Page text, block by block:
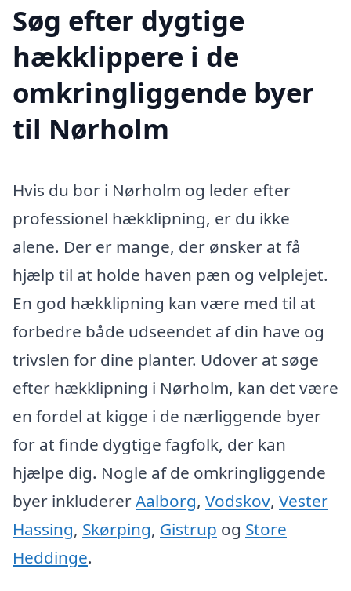
Søg efter dygtige
hækklippere i de
omkringliggende byer
til Nørholm
Hvis du bor i Nørholm og leder efter
professionel hækklipning, er du ikke
alene. Der er mange, der ønsker at få
hjælp til at holde haven pæn og velplejet.
En god hækklipning kan være med til at
forbedre både udseendet af din have og
trivslen for dine planter. Udover at søge
efter hækklipning i Nørholm, kan det være
en fordel at kigge i de nærliggende byer
for at finde dygtige fagfolk, der kan
hjælpe dig. Nogle af de omkringliggende
byer inkludererAalborg, Vodskov, Vester
Hassing, Skørping, Gistrup og Store
Heddinge.